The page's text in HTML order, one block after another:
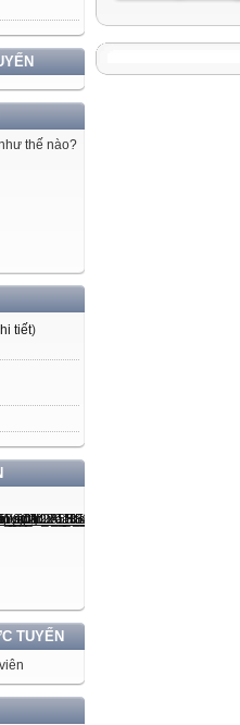
thế nào?
tiết)
TUYẾN